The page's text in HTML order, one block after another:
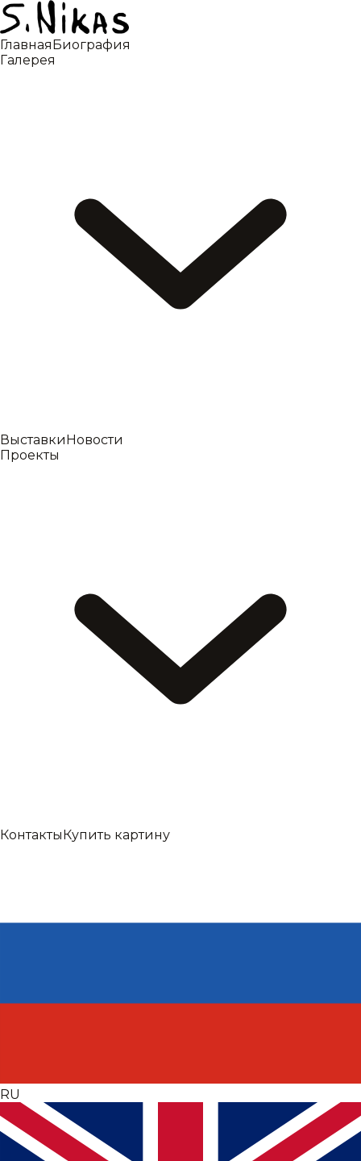
ГлавнаяБиография
Галерея
ВыставкиНовости
Проекты
КонтактыКупить картину
RU